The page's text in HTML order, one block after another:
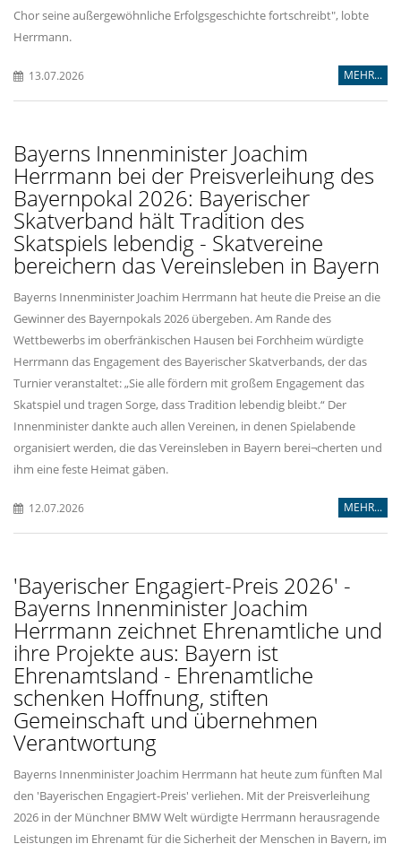
Chor seine außergewöhnliche Erfolgsgeschichte fortschreibt", lobte
Herrmann.
13.07.2026 MEHR...
Bayerns Innenminister Joachim
Herrmann bei der Preisverleihung des
Bayernpokal 2026: Bayerischer
Skatverband hält Tradition des
Skatspiels lebendig - Skatvereine
bereichern das Vereinsleben in Bayern
Bayerns Innenminister Joachim Herrmann hat heute die Preise an die
Gewinner des Bayernpokals 2026 übergeben. Am Rande des
Wettbewerbs im oberfränkischen Hausen bei Forchheim würdigte
Herrmann das Engagement des Bayerischer Skatverbands, der das
Turnier veranstaltet: „Sie alle fördern mit großem Engagement das
Skatspiel und tragen Sorge, dass Tradition lebendig bleibt.“ Der
Innenminister dankte auch allen Vereinen, in denen Spielabende
organisiert werden, die das Vereinsleben in Bayern berei¬cherten und
ihm eine feste Heimat gäben.
12.07.2026 MEHR...
'Bayerischer Engagiert-Preis 2026' -
Bayerns Innenminister Joachim
Herrmann zeichnet Ehrenamtliche und
ihre Projekte aus: Bayern ist
Ehrenamtsland - Ehrenamtliche
schenken Hoffnung, stiften
Gemeinschaft und übernehmen
Verantwortung
Bayerns Innenminister Joachim Herrmann hat heute zum fünften Mal
den 'Bayerischen Engagiert-Preis' verliehen. Mit der Preisverleihung
2026 in der Münchner BMW Welt würdigte Herrmann herausragende
Leistungen im Ehrenamt für die Sicherheit der Menschen in Bayern, im